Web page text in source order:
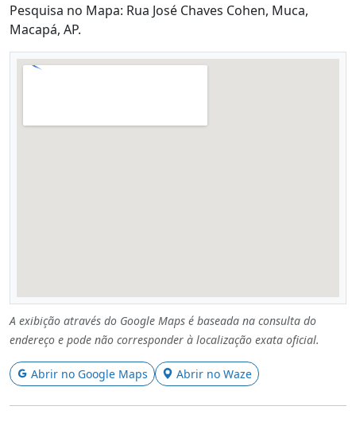
Pesquisa no Mapa: Rua José Chaves Cohen, Muca,
Macapá, AP.
A exibição através do Google Maps é baseada na consulta do
endereço e pode não corresponder à localização exata oficial.
Abrir no Google Maps Abrir no Waze